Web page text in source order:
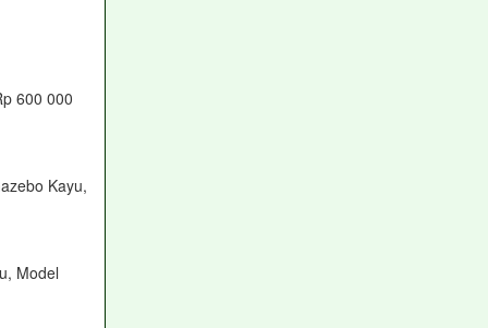
600 000
Kayu,
Model